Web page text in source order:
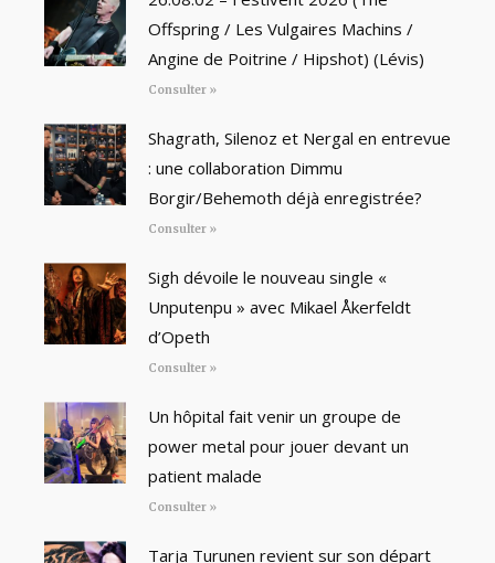
Offspring / Les Vulgaires Machins /
Angine de Poitrine / Hipshot) (Lévis)
Consulter »
Shagrath, Silenoz et Nergal en entrevue
: une collaboration Dimmu
Borgir/Behemoth déjà enregistrée?
Consulter »
Sigh dévoile le nouveau single «
Unputenpu » avec Mikael Åkerfeldt
d’Opeth
Consulter »
Un hôpital fait venir un groupe de
power metal pour jouer devant un
patient malade
Consulter »
Tarja Turunen revient sur son départ